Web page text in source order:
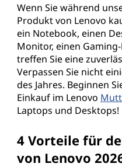
Wenn Sie während
Produkt von Lenovo
ein Notebook, einen
Monitor, einen
treffen Sie eine
Verpassen Sie nicht
des Jahres. Beginnen
Einkauf im Lenovo
Laptops und Desktops!
4 Vorteile für
von Lenovo